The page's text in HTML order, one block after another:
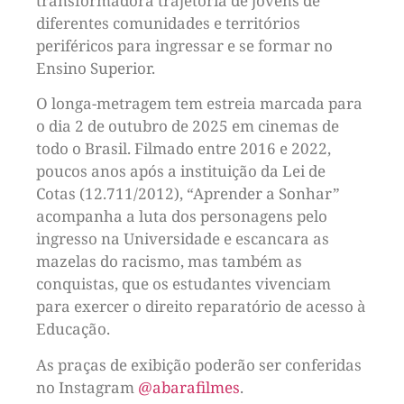
diferentes comunidades e territórios
periféricos para ingressar e se formar no
Ensino Superior.
O longa-metragem tem estreia marcada para
o dia 2 de outubro de 2025 em cinemas de
todo o Brasil. Filmado entre 2016 e 2022,
poucos anos após a instituição da Lei de
Cotas (12.711/2012), “Aprender a Sonhar”
acompanha a luta dos personagens pelo
ingresso na Universidade e escancara as
mazelas do racismo, mas também as
conquistas, que os estudantes vivenciam
para exercer o direito reparatório de acesso à
Educação.
As praças de exibição poderão ser conferidas
no Instagram @‌abarafilmes.